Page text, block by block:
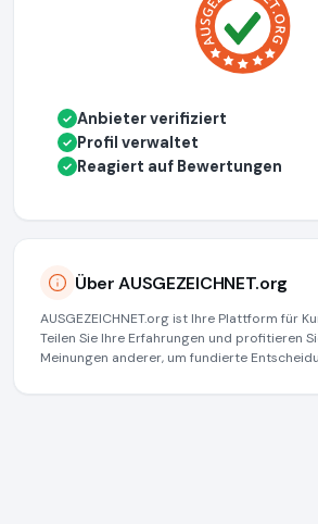
✓ Anbieter verifiziert
✓ Profil verwaltet
✓ Reagiert auf Bewertungen
Über AUSGEZEICHNET.org
AUSGEZEICHNET.org ist Ihre Plattform für
Teilen Sie Ihre Erfahrungen und profitieren
Meinungen anderer, um fundierte